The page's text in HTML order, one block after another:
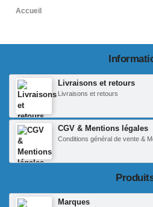
Accueil
Livraisons et retours
Livraisons et retours
CGV & Mentions légales
Conditions général de vente &
Marques